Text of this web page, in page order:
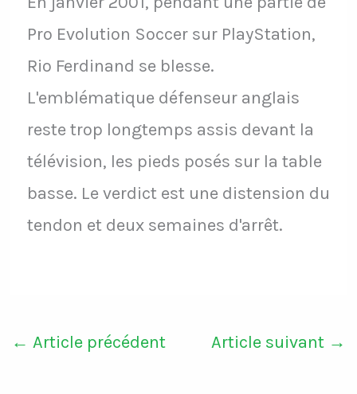
Pro Evolution Soccer sur PlayStation,
Rio Ferdinand se blesse.
L'emblématique défenseur anglais
reste trop longtemps assis devant la
télévision, les pieds posés sur la table
basse. Le verdict est une distension du
tendon et deux semaines d'arrêt.
← Article précédent Article suivant →